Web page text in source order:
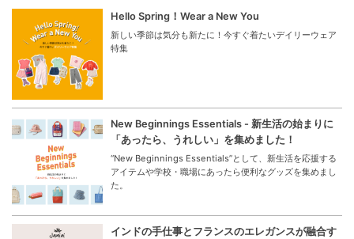
Hello Spring！Wear a New You
新しい季節は気分も新たに！今すぐ着たいデイリーウェア
特集
New Beginnings Essentials - 新生活の始まりに
「あったら、うれしい」を集めました！
“New Beginnings Essentials”として、新生活を応援する
アイテムや学校・職場にあったら便利なグッズを集めまし
た。
インドの手仕事とフランスのエレガンスが融合す